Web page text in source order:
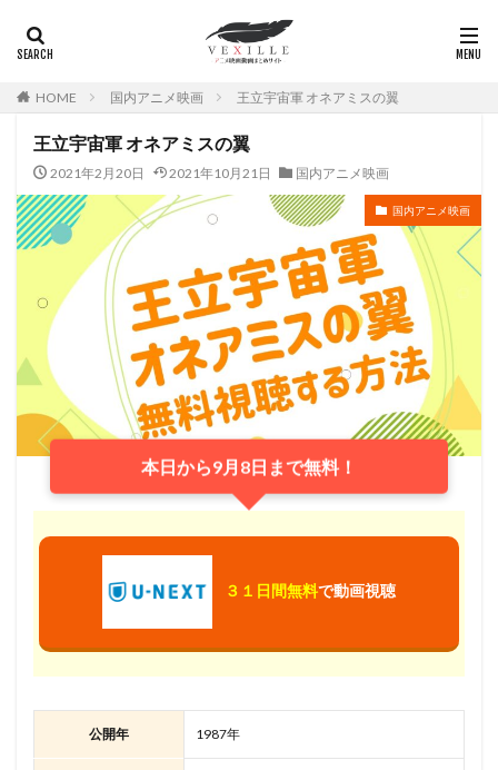
HOME 国内アニメ映画 王立宇宙軍 オネアミスの翼
王立宇宙軍 オネアミスの翼
2021年2月20日 2021年10月21日 国内アニメ映画
国内アニメ映画
本日から9月8日まで無料！
３１日間無料で動画視聴
公開年 1987年